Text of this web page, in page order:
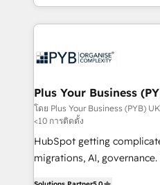
Marketing, Sales,
Ongoing optimization,
powerful growth engine.
search optimisation), and
WordPress development. We work with enterprise
professional services,
Town, Dubai & London. 500+ HubSpot CRM
implementations delivered.
across ChatGPT, Claude,
Google AI Overviews. HubSpot Impact Award -
Customer First HubSpot
Plus Your Business
โดย Plus Your Business (PYB) UK
<10 การติดตั้ง
HubSpot getting
migrations, AI, governance. We organise that